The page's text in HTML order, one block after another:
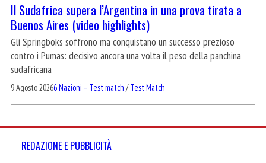
Il Sudafrica supera l’Argentina in una prova tirata a
Buenos Aires (video highlights)
Gli Springboks soffrono ma conquistano un successo prezioso
contro i Pumas: decisivo ancora una volta il peso della panchina
sudafricana
9 Agosto 20266 Nazioni – Test match /Test Match
REDAZIONE E PUBBLICITÀ